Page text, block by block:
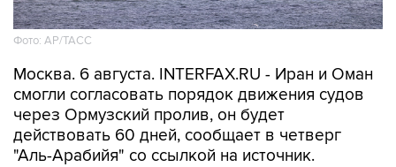
Фото: AP/ТАСС
Москва. 6 августа. INTERFAX.RU - Иран и Оман
смогли согласовать порядок движения судов
через Ормузский пролив, он будет
действовать 60 дней, сообщает в четверг
"Аль-Арабийя" со ссылкой на источник.